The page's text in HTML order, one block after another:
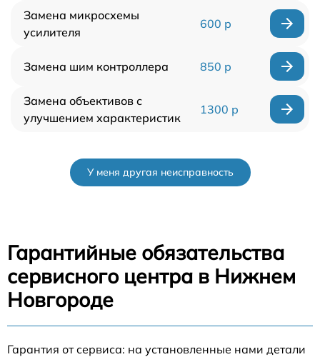
Замена микросхемы
усилителя
600 р
Замена шим контроллера 850 р
Замена объективов с
улучшением характеристик
1300 р
У меня другая неисправность
Гарантийные обязательства
сервисного центра в Нижнем
Новгороде
Гарантия от сервиса: на установленные нами детали